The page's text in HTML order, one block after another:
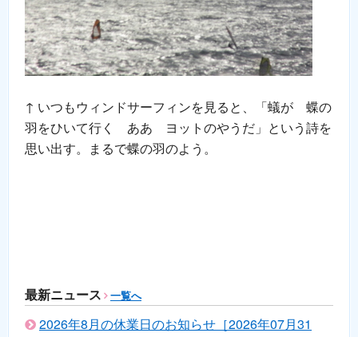
↑ いつもウィンドサーフィンを見ると、「蟻が 蝶の
羽をひいて行く ああ ヨットのやうだ」という詩を
思い出す。まるで蝶の羽のよう。
最新ニュース 一覧へ
2026年8月の休業日のお知らせ［2026年07月31